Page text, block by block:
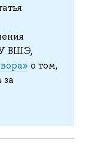
ВШЭ,
о том,
за